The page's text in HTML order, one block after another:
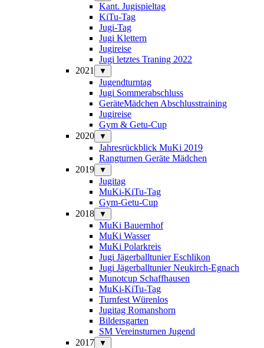
Kant. Jugispieltag
KiTu-Tag
Jugi-Tag
Jugi Klettern
Jugireise
Jugi letztes Traning 2022
2021
▼
Jugendturntag
Jugi Sommerabschluss
GeräteMädchen Abschlusstraining
Jugireise
Gym & Getu-Cup
2020
▼
Jahresrückblick MuKi 2019
Rangturnen Geräte Mädchen
2019
▼
Jugitag
MuKi-KiTu-Tag
Gym-Getu-Cup
2018
▼
MuKi Bauernhof
MuKi Wasser
MuKi Polarkreis
Jugi Jägerballtunier Eschlikon
Jugi Jägerballtunier Neukirch-Egnach
Munotcup Schaffhausen
MuKi-KiTu-Tag
Turnfest Würenlos
Jugitag Romanshorn
Bildersgarten
SM Vereinsturnen Jugend
2017
▼